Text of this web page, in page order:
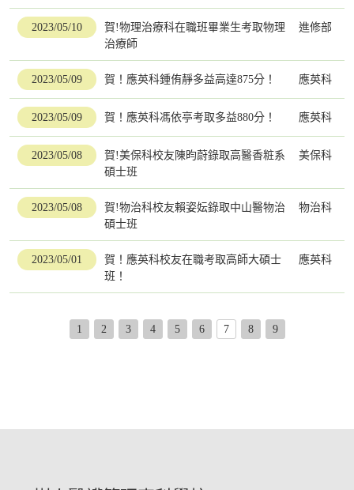
2023/05/10
賀!物理治療科在職班畢業生考取物理
治療師
進修部
2023/05/09 賀！應英科鍾侑靜多益高達875分！ 應英科
2023/05/09 賀！應英科馮依亭考取多益880分！ 應英科
2023/05/08
賀!美保科校友陳昀蔚錄取高醫香粧系
碩士班
美保科
2023/05/08
賀!物治科校友賴姿妘錄取中山醫物治
碩士班
物治科
2023/05/01
賀！應英科校友在職考取高師大碩士
班！
應英科
1 2 3 4 5 6 7 8 9